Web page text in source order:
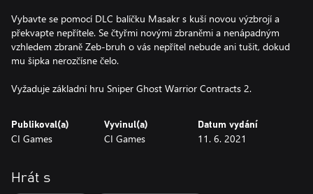
Vybavte se pomocí DLC balíčku Masakr s kuší novou výzbrojí a
překvapte nepřítele. Se čtyřmi novými zbraněmi a nenápadným
vzhledem zbraně Zeb-bruh o vás nepřítel nebude ani tušit, dokud
mu šipka nerozčísne čelo.
Vyžaduje základní hru Sniper Ghost Warrior Contracts 2.
Publikoval(a)
CI Games
Vyvinul(a)
CI Games
Datum vydání
11. 6. 2021
Hrát s